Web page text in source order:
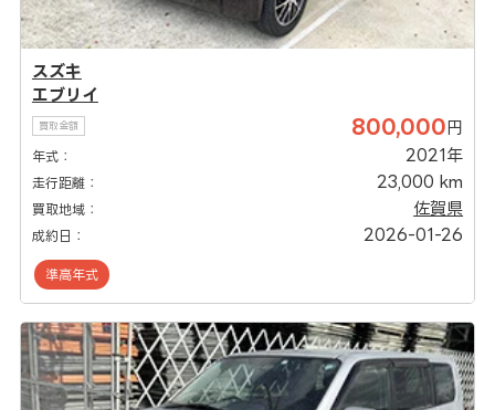
スズキ
エブリイ
買取金額 800,000 円
年式： 2021年
走行距離： 23,000 km
買取地域： 佐賀県
成約日： 2026-01-26
準高年式